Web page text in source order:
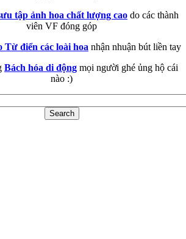
tập ảnh hoa chất lượng cao do các thành
viên VF đóng góp
Từ điển các loài hoa nhận nhuận bút liền tay
Bách hóa di động mọi người ghé ủng hộ cái
nào :)